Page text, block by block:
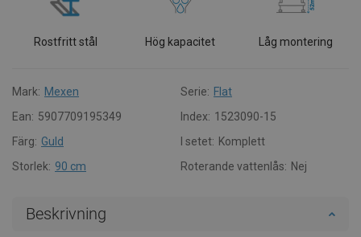
Rostfritt stål Hög kapacitet Låg montering
Mark: Mexen Serie: Flat
Ean: 5907709195349 Index: 1523090-15
Färg: Guld I setet: Komplett
Storlek: 90 cm Roterande vattenlås: Nej
Beskrivning